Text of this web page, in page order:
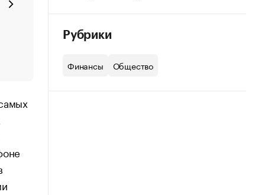
Рубрики
Финансы Общество